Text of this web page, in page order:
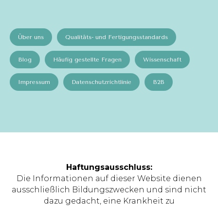
Über uns Qualitäts- und Fertigungsstandards
Blog Häufig gestellte Fragen Wissenschaft
Impressum Datenschutzrichtlinie B2B
Haftungsausschluss:
Die Informationen auf dieser Website dienen
ausschließlich Bildungszwecken und sind nicht
dazu gedacht, eine Krankheit zu